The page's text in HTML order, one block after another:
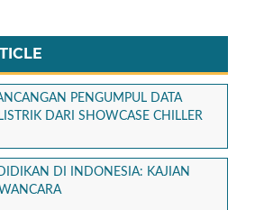
PENGUMPUL DATA
DARI SHOWCASE CHILLER
DI INDONESIA: KAJIAN